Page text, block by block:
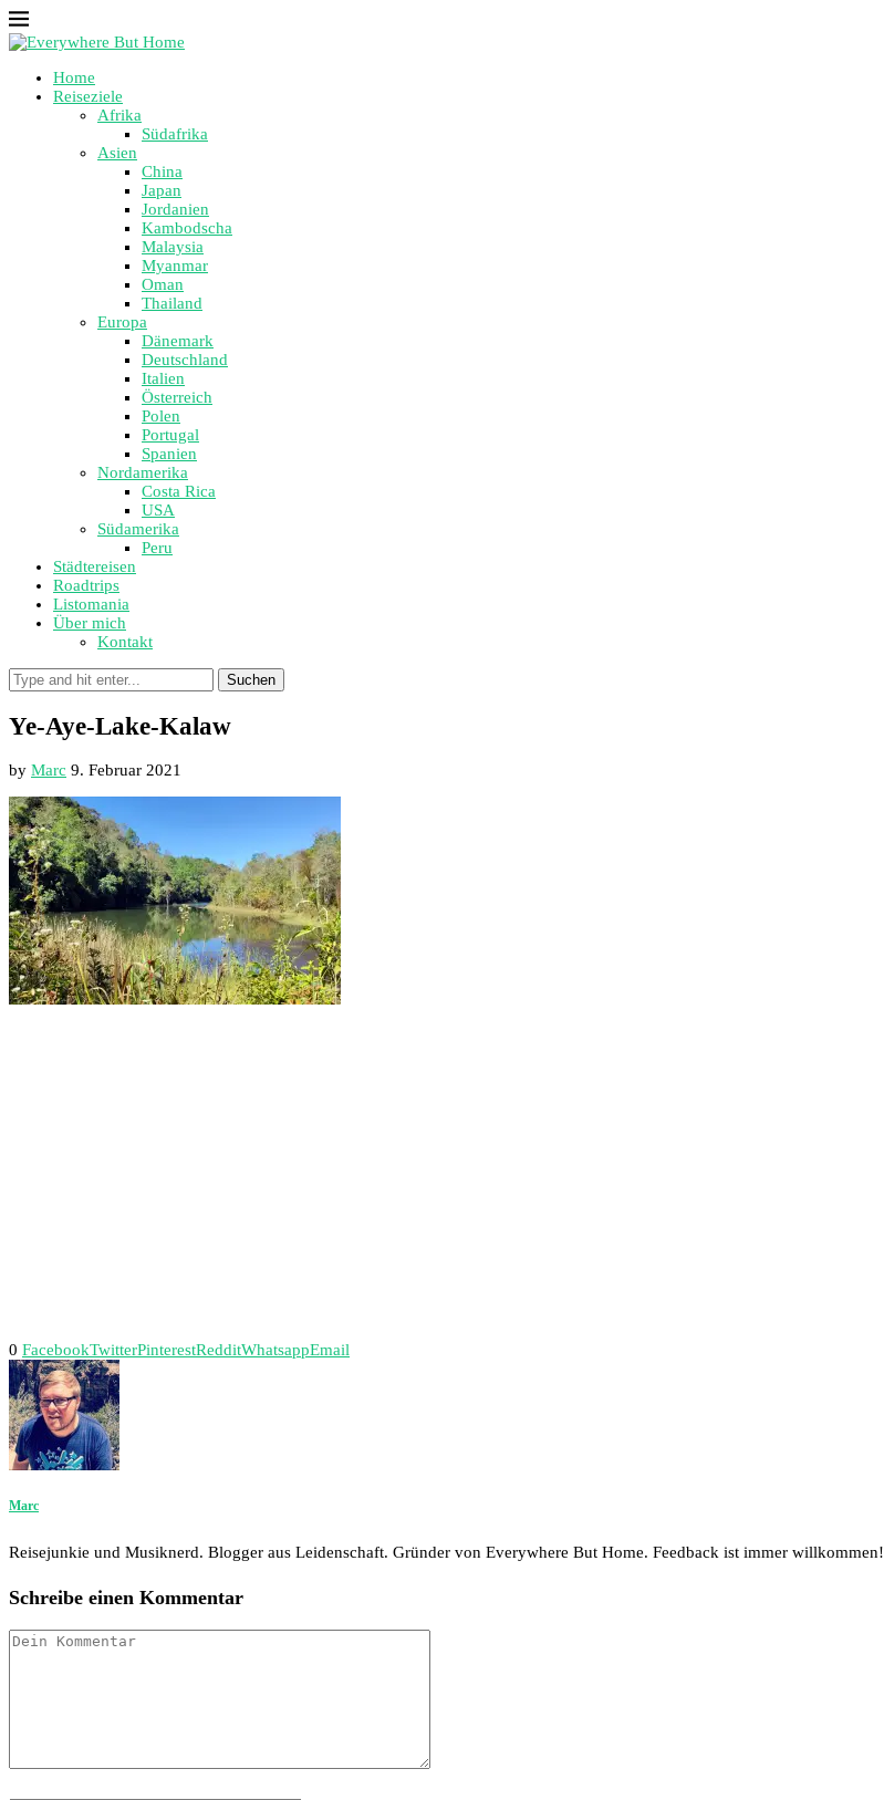
Home
Reiseziele
Afrika
Südafrika
Asien
China
Japan
Jordanien
Kambodscha
Malaysia
Myanmar
Oman
Thailand
Europa
Dänemark
Deutschland
Italien
Österreich
Polen
Portugal
Spanien
Nordamerika
Costa Rica
USA
Südamerika
Peru
Städtereisen
Roadtrips
Listomania
Über mich
Kontakt
Suchen
Ye-Aye-Lake-Kalaw
by Marc 9. Februar 2021
0 FacebookTwitterPinterestRedditWhatsappEmail
Marc
Reisejunkie und Musiknerd. Blogger aus Leidenschaft. Gründer von Everywhere But Home. Feedback ist immer willkommen!
Schreibe einen Kommentar